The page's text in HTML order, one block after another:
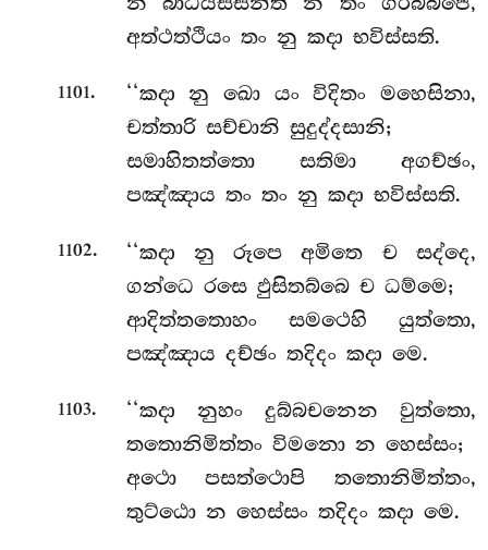
අත්ථත්ථියං තං නු කදා භවිස්සති.
1101. ‘‘කදානු ඛො යං විදිතං මහෙසිනා,
චත්තාරි සච්චානි සුදුද්දසානි;
සමාහිතත්තො සතිමා අගච්ඡං,
පඤ්ඤාය තං තං නු කදා භවිස්සති.
1102.
‘‘කදා නු රූපෙ අමිතෙ ච සද්දෙ,
ගන්ධෙ රසෙ ඵුසිතබ්බෙ ච ධම්මෙ;
ආදිත්තතොහං සමථෙහි යුත්තො,
පඤ්ඤාය දච්ඡං තදිදං කදා මෙ.
1103.
‘‘කදා නුහං දුබ්බචනෙන වුත්තො,
තතොනිමිත්තං විමනො න හෙස්සං;
අථො පසත්ථොපි තතොනිමිත්තං,
තුට්ඨො න හෙස්සං තදිදං කදා මෙ.